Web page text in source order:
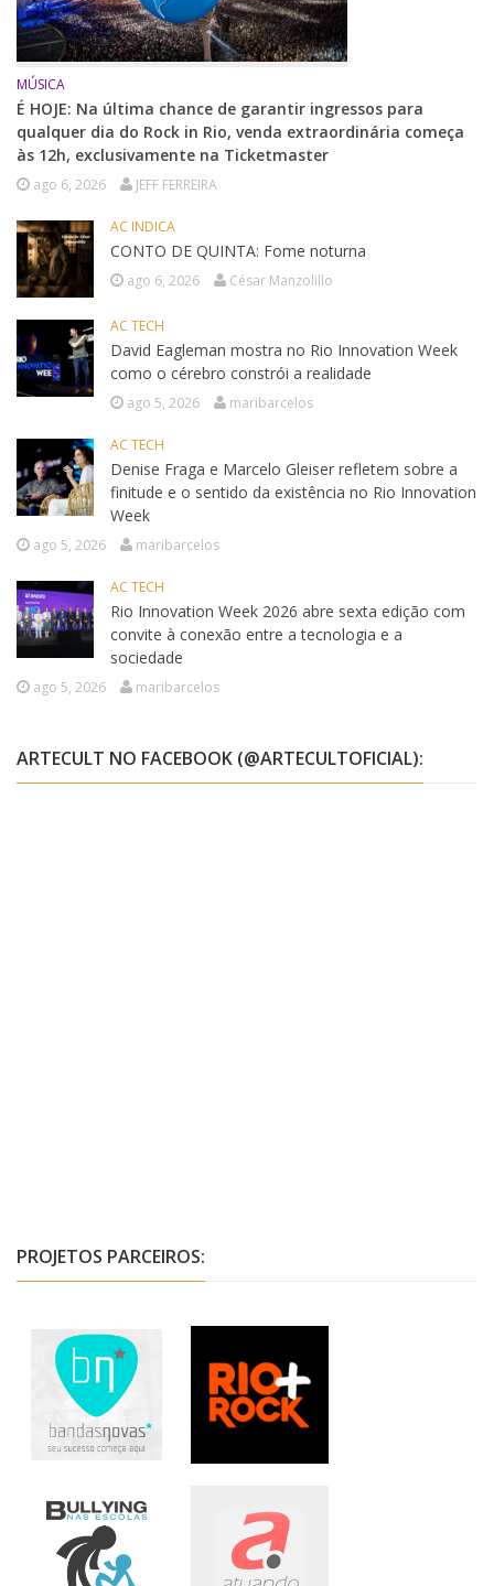
MÚSICA
É HOJE: Na última chance de garantir ingressos para
qualquer dia do Rock in Rio, venda extraordinária começa
às 12h, exclusivamente na Ticketmaster
ago 6, 2026 JEFF FERREIRA
AC INDICA
CONTO DE QUINTA: Fome noturna
ago 6, 2026 César Manzolillo
AC TECH
David Eagleman mostra no Rio Innovation Week
como o cérebro constrói a realidade
ago 5, 2026 maribarcelos
AC TECH
Denise Fraga e Marcelo Gleiser refletem sobre a
finitude e o sentido da existência no Rio Innovation
Week
ago 5, 2026 maribarcelos
AC TECH
Rio Innovation Week 2026 abre sexta edição com
convite à conexão entre a tecnologia e a
sociedade
ago 5, 2026 maribarcelos
ARTECULT NO FACEBOOK (@ARTECULTOFICIAL):
PROJETOS PARCEIROS: